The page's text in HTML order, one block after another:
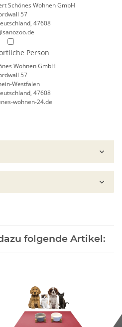
Schönes Wohnen GmbH
57
47608
Person
Wohnen GmbH
57
Westfalen
47608
wohnen-24.de
folgende Artikel: